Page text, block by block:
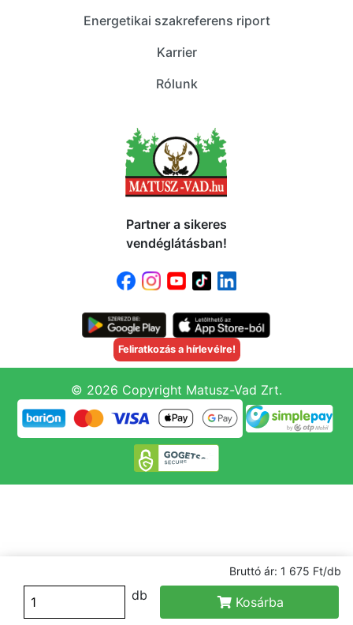
Bruttó ár: 1 675 Ft/db
db Kosárba
Energetikai szakreferens riport
Karrier
Rólunk
Partner a sikeres
vendéglátásban!
Feliratkozás a hírlevélre!
© 2026 Copyright Matusz-Vad Zrt.